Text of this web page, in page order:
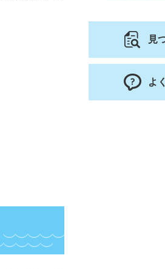
見
よ